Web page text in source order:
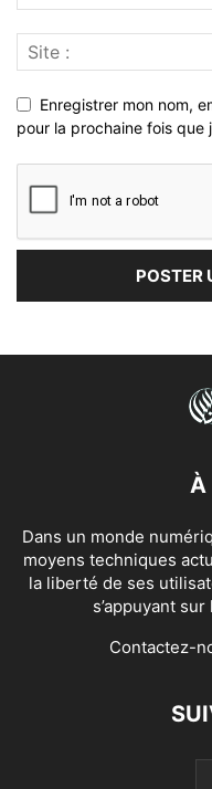
Enregistrer mon nom,
pour la prochaine fois que
À
Dans un monde
moyens techniques
la liberté de ses
s’appuyant
Contactez-